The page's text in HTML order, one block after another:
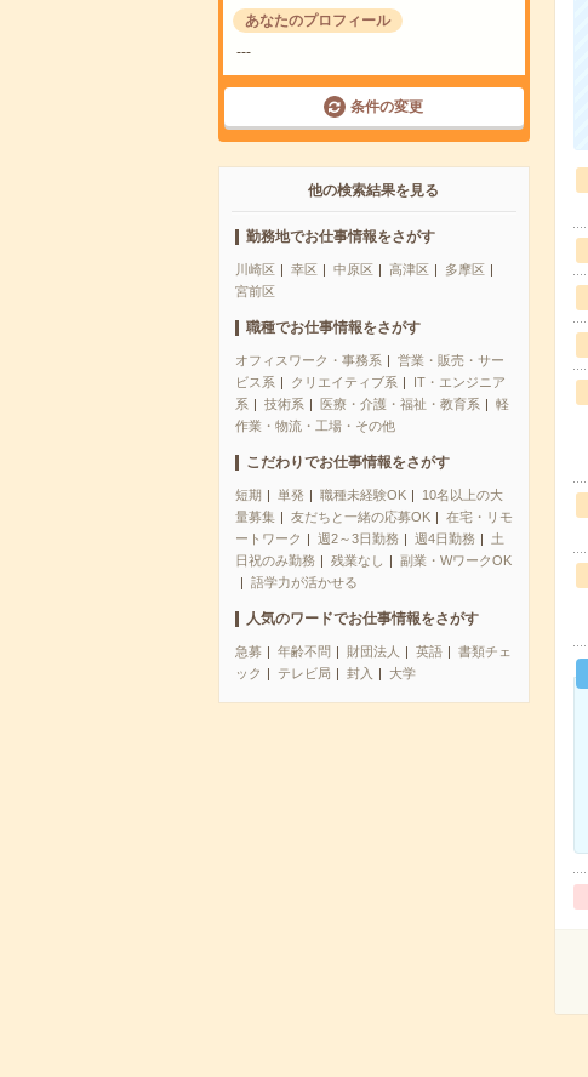
あなたのプロフィール
---
条件の変更
他の検索結果を見る
勤務地でお仕事情報をさがす
川崎区 幸区 中原区 高津区
多摩区
宮前区
職種でお仕事情報をさがす
オフィスワーク・事務系
営業・販売・サー
ビス系
クリエイティブ系
IT・エンジニア
系
技術系 医療・介護・福祉・教育系
軽
作業・物流・工場・その他
こだわりでお仕事情報をさがす
短期 単発 職種未経験OK
10名以上の大
量募集
友だちと一緒の応募OK
在宅・リモ
ートワーク
週2～3日勤務 週4日勤務
土
日祝のみ勤務
残業なし
副業・WワークOK
語学力が活かせる
人気のワードでお仕事情報をさがす
急募 年齢不問 財団法人 英語
書類チェ
ック
テレビ局 封入 大学